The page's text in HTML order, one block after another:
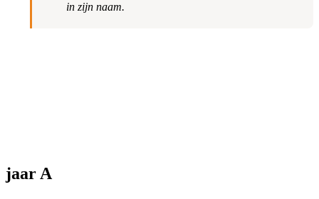
in zijn naam.
jaar A